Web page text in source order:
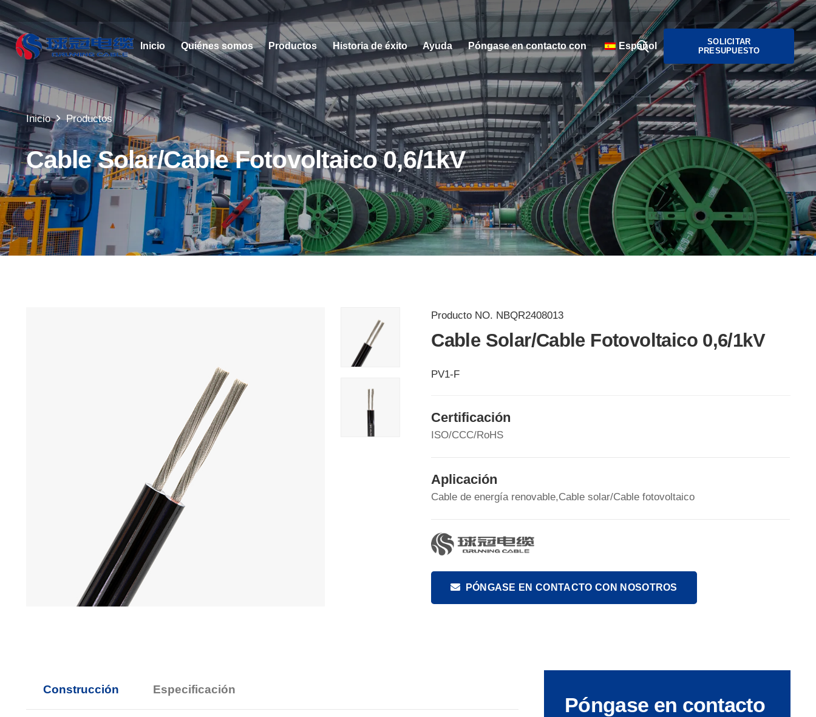
Inicio Quiénes somos Productos Historia de éxito Ayuda Póngase en contacto con Español
SOLICITAR
PRESUPUESTO
Inicio Productos
Cable Solar/Cable Fotovoltaico 0,6/1kV
Producto NO. NBQR2408013
Cable Solar/Cable Fotovoltaico 0,6/1kV
PV1-F
Certificación
ISO/CCC/RoHS
Aplicación
Cable de energía renovable,Cable solar/Cable fotovoltaico
PÓNGASE EN CONTACTO CON NOSOTROS
Construcción Especificación
Póngase en contacto